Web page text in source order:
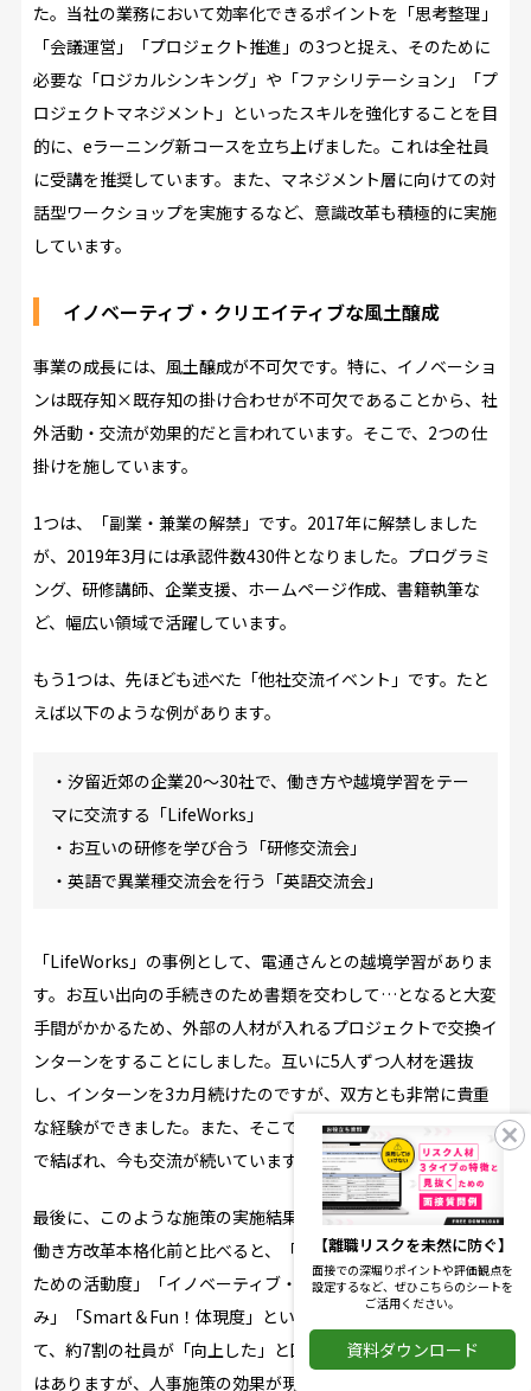
た。当社の業務において効率化できるポイントを「思考整理」
「会議運営」「プロジェクト推進」の3つと捉え、そのために
必要な「ロジカルシンキング」や「ファシリテーション」「プ
ロジェクトマネジメント」といったスキルを強化することを目
的に、eラーニング新コースを立ち上げました。これは全社員
に受講を推奨しています。また、マネジメント層に向けての対
話型ワークショップを実施するなど、意識改革も積極的に実施
しています。
イノベーティブ・クリエイティブな風土醸成
事業の成長には、風土醸成が不可欠です。特に、イノベーショ
ンは既存知×既存知の掛け合わせが不可欠であることから、社
外活動・交流が効果的だと言われています。そこで、2つの仕
掛けを施しています。
1つは、「副業・兼業の解禁」です。2017年に解禁しました
が、2019年3月には承認件数430件となりました。プログラミ
ング、研修講師、企業支援、ホームページ作成、書籍執筆な
ど、幅広い領域で活躍しています。
もう1つは、先ほども述べた「他社交流イベント」です。たと
えば以下のような例があります。
・汐留近郊の企業20～30社で、働き方や越境学習をテー
マに交流する「LifeWorks」
・お互いの研修を学び合う「研修交流会」
・英語で異業種交流会を行う「英語交流会」
「LifeWorks」の事例として、電通さんとの越境学習がありま
す。お互い出向の手続きのため書類を交わして…となると大変
手間がかかるため、外部の人材が入れるプロジェクトで交換イ
ンターンをすることにしました。互いに5人ずつ人材を選抜
し、インターンを3カ月続けたのですが、双方とも非常に貴重
な経験ができました。また、そこで知り合った人たちは強い絆
で結ばれ、今も交流が続いています。
最後に、このような施策の実施結果を共有します。
働き方改革本格化前と比べると、「業務生産性」「自己成長の
ための活動度」「イノベーティブ・クリエイティブな取り組
み」「Smart＆Fun！体現度」といった4つのKPIすべてにおい
て、約7割の社員が「向上した」と回答しました。少しずつで
はありますが、人事施策の効果が現れてきているのではないか
【離職リスクを未然に防ぐ】
面接での深堀りポイントや評価観点を
設定するなど、ぜひこちらのシートを
ご活用ください。
資料ダウンロード